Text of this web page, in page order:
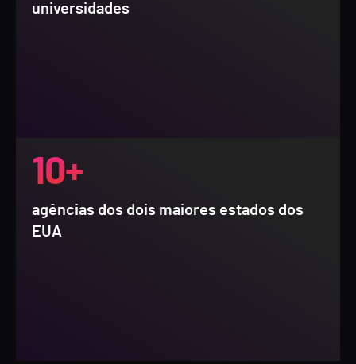
universidades
10+
agências dos dois maiores estados dos
EUA